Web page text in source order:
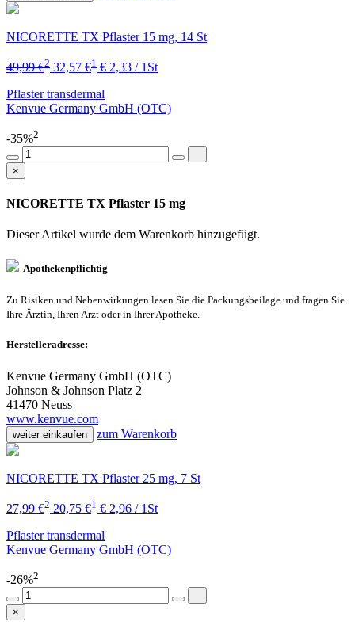
NICORETTE TX Pflaster 15 mg, 14 St
49,99 €2 32,57 €1 € 2,33 / 1St
Pflaster transdermal
Kenvue Germany GmbH (OTC)
-35%2
×
NICORETTE TX Pflaster 15 mg
Dieser Artikel wurde dem Warenkorb hinzugefügt.
Apothekenpflichtig
Zu Risiken und Nebenwirkungen lesen Sie die Packungsbeilage und fragen Sie
Ihre Ärztin, Ihren Arzt oder in Ihrer Apotheke.
Herstelleradresse:
Kenvue Germany GmbH (OTC)
Johnson & Johnson Platz 2
41470 Neuss
www.kenvue.com
weiter einkaufen zum Warenkorb
NICORETTE TX Pflaster 25 mg, 7 St
27,99 €2 20,75 €1 € 2,96 / 1St
Pflaster transdermal
Kenvue Germany GmbH (OTC)
-26%2
×